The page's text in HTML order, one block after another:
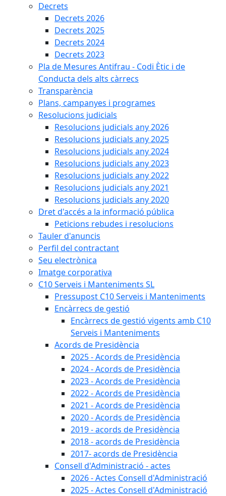
Decrets
Decrets 2026
Decrets 2025
Decrets 2024
Decrets 2023
Pla de Mesures Antifrau - Codi Ètic i de
Conducta dels alts càrrecs
Transparència
Plans, campanyes i programes
Resolucions judicials
Resolucions judicials any 2026
Resolucions judicials any 2025
Resolucions judicials any 2024
Resolucions judicials any 2023
Resolucions judicials any 2022
Resolucions judicials any 2021
Resolucions judicials any 2020
Dret d'accés a la informació pública
Peticions rebudes i resolucions
Tauler d'anuncis
Perfil del contractant
Seu electrònica
Imatge corporativa
C10 Serveis i Manteniments SL
Pressupost C10 Serveis i Manteniments
Encàrrecs de gestió
Encàrrecs de gestió vigents amb C10
Serveis i Manteniments
Acords de Presidència
2025 - Acords de Presidència
2024 - Acords de Presidència
2023 - Acords de Presidència
2022 - Acords de Presidència
2021 - Acords de Presidència
2020 - Acords de Presidència
2019 - acords de Presidència
2018 - acords de Presidència
2017- acords de Presidència
Consell d'Administració - actes
2026 - Actes Consell d'Administració
2025 - Actes Consell d'Administració